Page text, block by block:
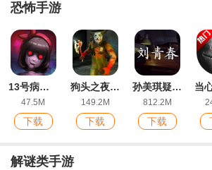
恐怖手游
13号病院苹果版
47.5M
下载
狗头之夜最新ios版
149.2M
下载
孙美琪疑案刘青春官方ios版
812.2M
下载
解谜类手游